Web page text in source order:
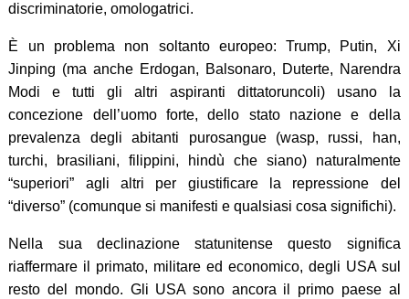
discriminatorie, omologatrici.
È un problema non soltanto europeo: Trump, Putin, Xi
Jinping (ma anche Erdogan, Balsonaro, Duterte, Narendra
Modi e tutti gli altri aspiranti dittatoruncoli) usano la
concezione dell’uomo forte, dello stato nazione e della
prevalenza degli abitanti purosangue (wasp, russi, han,
turchi, brasiliani, filippini, hindù che siano) naturalmente
“superiori” agli altri per giustificare la repressione del
“diverso” (comunque si manifesti e qualsiasi cosa significhi).
Nella sua declinazione statunitense questo significa
riaffermare il primato, militare ed economico, degli USA sul
resto del mondo. Gli USA sono ancora il primo paese al